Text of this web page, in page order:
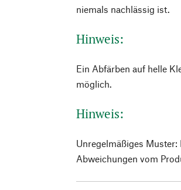
niemals nachlässig ist.
Hinweis:
Ein Abfärben auf helle
möglich.
Hinweis:
Unregelmäßiges
Abweichungen vom